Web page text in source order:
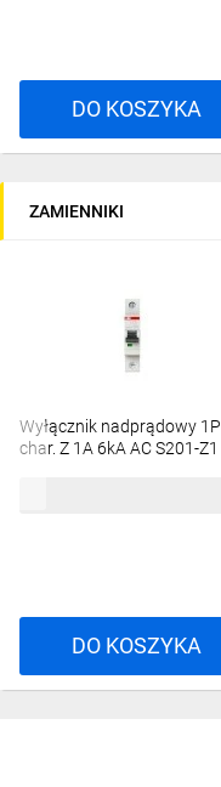
DO KOSZYKA
ZAMIENNIKI
Wyłącznik nadprądowy 1P
char. Z 1A 6kA AC S201-Z1
DO KOSZYKA